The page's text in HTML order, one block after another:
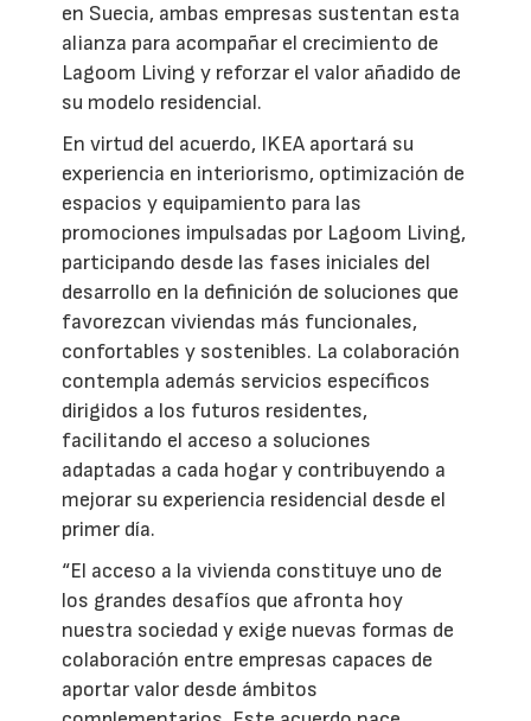
en Suecia, ambas empresas sustentan esta
alianza para acompañar el crecimiento de
Lagoom Living y reforzar el valor añadido de
su modelo residencial.
En virtud del acuerdo, IKEA aportará su
experiencia en interiorismo, optimización de
espacios y equipamiento para las
promociones impulsadas por Lagoom Living,
participando desde las fases iniciales del
desarrollo en la definición de soluciones que
favorezcan viviendas más funcionales,
confortables y sostenibles. La colaboración
contempla además servicios específicos
dirigidos a los futuros residentes,
facilitando el acceso a soluciones
adaptadas a cada hogar y contribuyendo a
mejorar su experiencia residencial desde el
primer día.
“El acceso a la vivienda constituye uno de
los grandes desafíos que afronta hoy
nuestra sociedad y exige nuevas formas de
colaboración entre empresas capaces de
aportar valor desde ámbitos